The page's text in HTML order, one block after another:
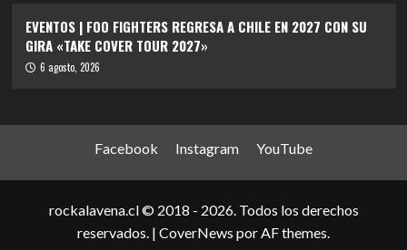
EVENTOS | FOO FIGHTERS REGRESA A CHILE EN 2027 CON SU
GIRA «TAKE COVER TOUR 2027»
6 agosto, 2026
Facebook Instagram YouTube
rockalavena.cl © 2018 - 2026. Todos los derechos
reservados. | CoverNews por AF themes.